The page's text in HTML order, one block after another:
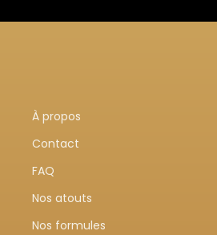
À propos
Contact
FAQ
Nos atouts
Nos formules